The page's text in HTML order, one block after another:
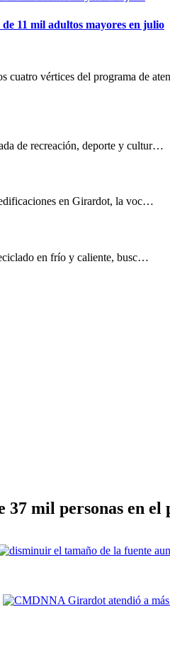
11 mil adultos mayores en julio
cuatro vértices del programa de
de recreación, deporte y cultur…
en Girardot, la voc…
en frío y caliente, busc…
mil personas en